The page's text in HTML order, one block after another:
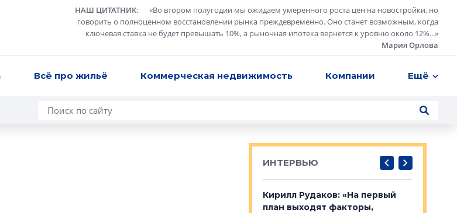
НАШ ЦИТАТНИК: «Во втором полугодии мы ожидаем умеренного роста цен на новостройки, но
говорить о полноценном восстановлении рынка преждевременно. Оно станет возможным, когда
ключевая ставка не будет превышать 10%, а рыночная ипотека вернется к уровню около 12%...»
Мария Орлова
Всё про жильё Коммерческая недвижимость Компании Ещё
ИНТЕРВЬЮ
Кирилл Рудаков: «На первый
план выходят факторы,